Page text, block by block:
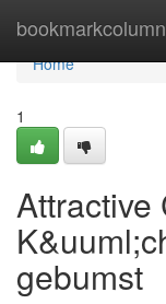
bookmarkcolumn
Home
Home
1
Attractive
gebumst